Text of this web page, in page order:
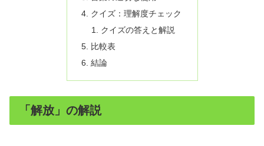
クイズ：理解度チェック
クイズの答えと解説
比較表
結論
「解放」の解説